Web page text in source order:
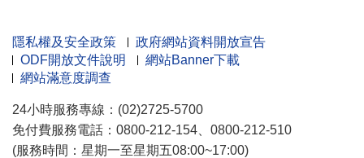
隱私權及安全政策
政府網站資料開放宣告
ODF開放文件說明
網站Banner下載
網站滿意度調查
24小時服務專線：(02)2725-5700
免付費服務電話：0800-212-154、0800-212-510
(服務時間：星期一至星期五08:00~17:00)